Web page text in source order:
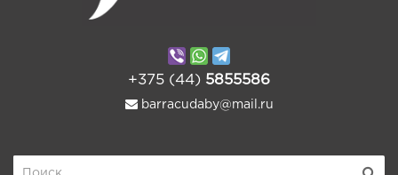
+375 (44) 5855586
barracudaby@mail.ru